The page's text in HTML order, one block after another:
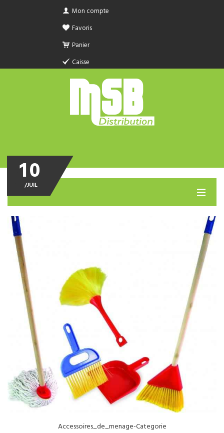
Mon compte
Favoris
Panier
Caisse
MENU
PRODUIT SANITAIRE.COM
NOS SERVICES
BOUTIQUE
QUI SOMMES-NOUS
CONTACTEZ NOUS
Accessoires_de_menage-Categorie
10
/JUIL